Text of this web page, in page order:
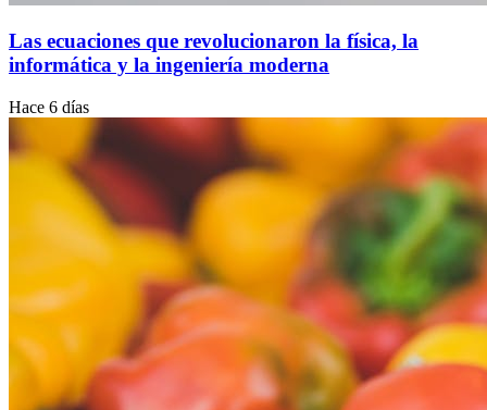
Las ecuaciones que revolucionaron la física, la
informática y la ingeniería moderna
Hace 6 días